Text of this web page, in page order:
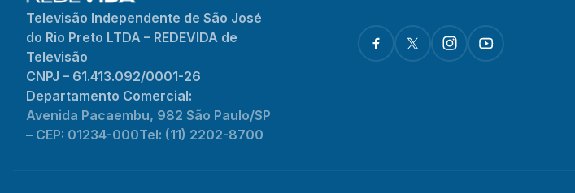
Televisão Independente de São José
do Rio Preto LTDA – REDEVIDA de
Televisão
CNPJ – 61.413.092/0001-26
Departamento Comercial:
Avenida Pacaembu, 982 São Paulo/SP
– CEP: 01234-000Tel: (11) 2202-8700